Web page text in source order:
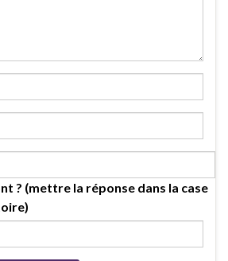
? (mettre la réponse dans la case